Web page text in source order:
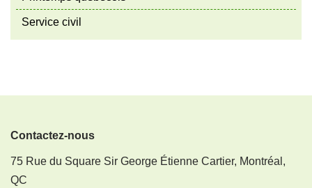
Service civil
Contactez-nous
75 Rue du Square Sir George Étienne Cartier, Montréal,
QC